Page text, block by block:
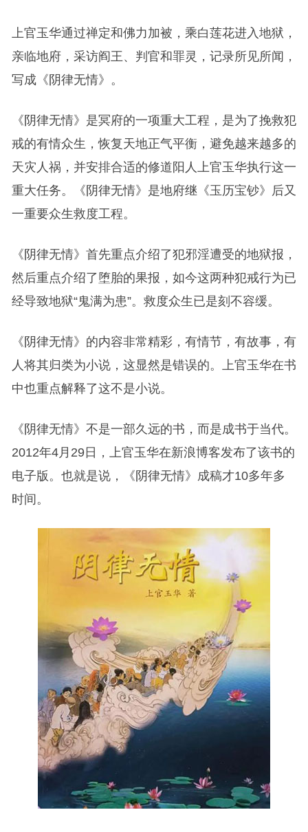
上官玉华通过禅定和佛力加被，乘白莲花进入地狱，
亲临地府，采访阎王、判官和罪灵，记录所见所闻，
写成《阴律无情》。
《阴律无情》是冥府的一项重大工程，是为了挽救犯
戒的有情众生，恢复天地正气平衡，避免越来越多的
天灾人祸，并安排合适的修道阳人上官玉华执行这一
重大任务。《阴律无情》是地府继《玉历宝钞》后又
一重要众生救度工程。
《阴律无情》首先重点介绍了犯邪淫遭受的地狱报，
然后重点介绍了堕胎的果报，如今这两种犯戒行为已
经导致地狱“鬼满为患”。救度众生已是刻不容缓。
《阴律无情》的内容非常精彩，有情节，有故事，有
人将其归类为小说，这显然是错误的。上官玉华在书
中也重点解释了这不是小说。
《阴律无情》不是一部久远的书，而是成书于当代。
2012年4月29日，上官玉华在新浪博客发布了该书的
电子版。也就是说，《阴律无情》成稿才10多年多
时间。